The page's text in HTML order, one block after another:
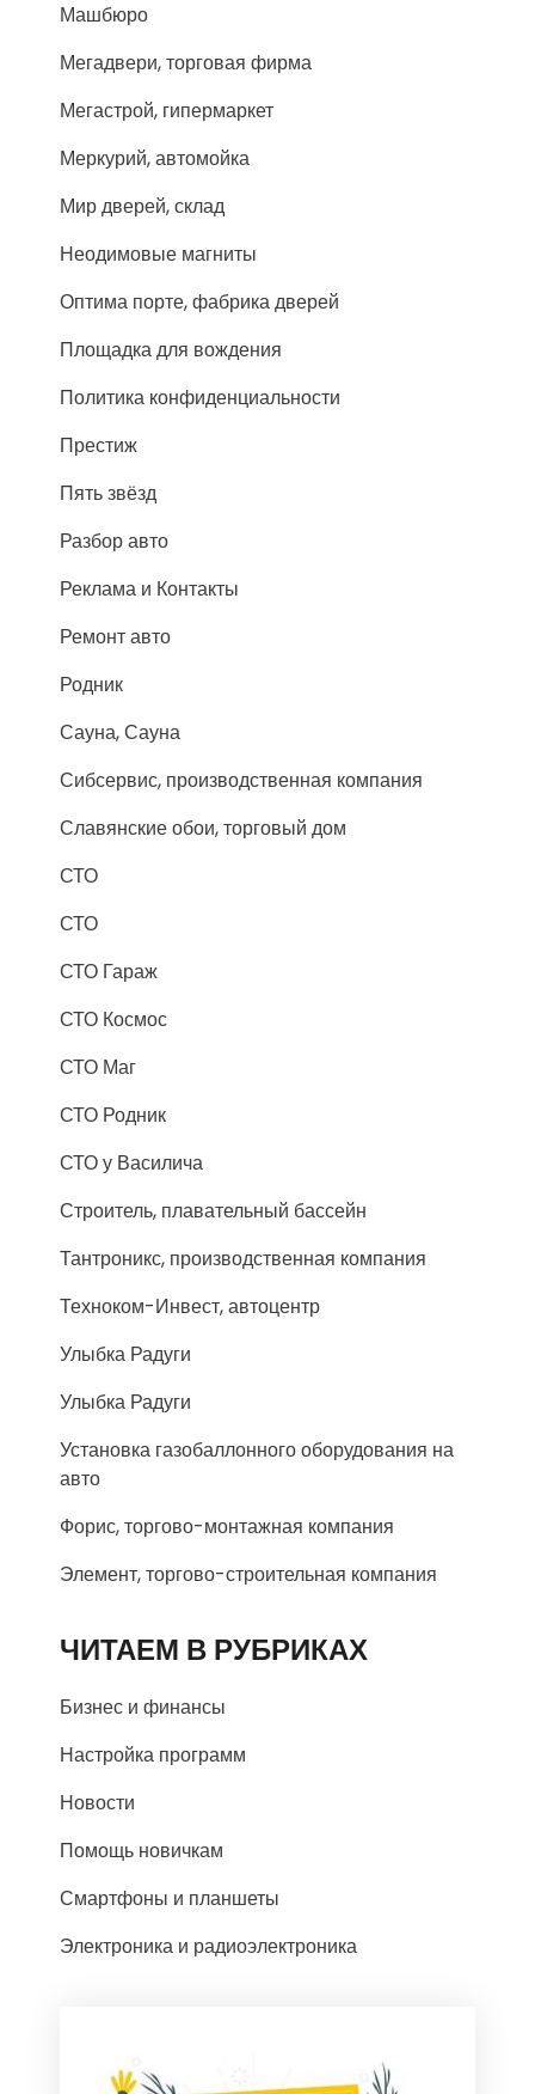
Машбюро
Мегадвери, торговая фирма
Мегастрой, гипермаркет
Меркурий, автомойка
Мир дверей, склад
Неодимовые магниты
Оптима порте, фабрика дверей
Площадка для вождения
Политика конфиденциальности
Престиж
Пять звёзд
Разбор авто
Реклама и Контакты
Ремонт авто
Родник
Сауна, Сауна
Сибсервис, производственная компания
Славянские обои, торговый дом
СТО
СТО
СТО Гараж
СТО Космос
СТО Маг
СТО Родник
СТО у Василича
Строитель, плавательный бассейн
Тантроникс, производственная компания
Техноком-Инвест, автоцентр
Улыбка Радуги
Улыбка Радуги
Установка газобаллонного оборудования на
авто
Форис, торгово-монтажная компания
Элемент, торгово-строительная компания
ЧИТАЕМ В РУБРИКАХ
Бизнес и финансы
Настройка программ
Новости
Помощь новичкам
Смартфоны и планшеты
Электроника и радиоэлектроника